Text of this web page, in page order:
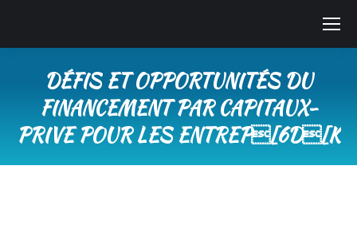
DÉFIS ET OPPORTUNITÉS DU
FINANCEMENT PAR CAPITAUX-
PRIVE POUR LES ENTREP[6D[K